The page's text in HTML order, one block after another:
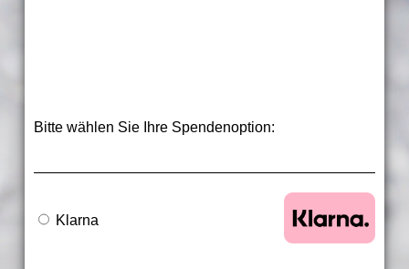
Bitte wählen Sie Ihre Spendenoption:
Klarna